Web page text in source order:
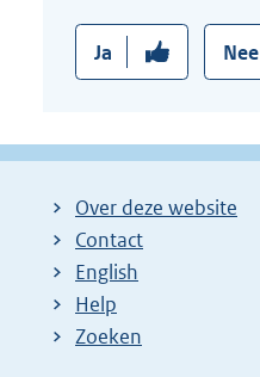
Ja Nee
Over deze website
Contact
English
Help
Zoeken